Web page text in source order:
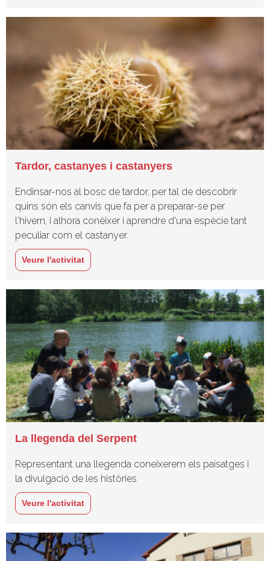
Tardor, castanyes i castanyers
Endinsar-nos al bosc de tardor, per tal de descobrir
quins són els canvis que fa per a preparar-se per
l'hivern, i alhora conèixer i aprendre d'una espècie tant
peculiar com el castanyer.
Veure l'activitat
La llegenda del Serpent
Representant una llegenda coneixerem els paisatges i
la divulgació de les històries
Veure l'activitat